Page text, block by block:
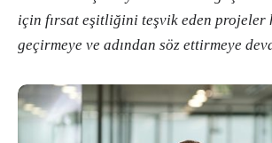
için fırsat eşitliğini teşvik eden projeler
geçirmeye ve adından söz ettirmeye